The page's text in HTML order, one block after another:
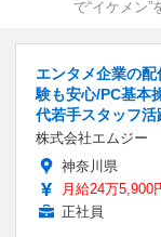
で“イケメン
エンタメ企業の
験も安心/PC基本
代若手スタッフ活
株式会社エムジー
神奈川県
月給24万5,900
正社員